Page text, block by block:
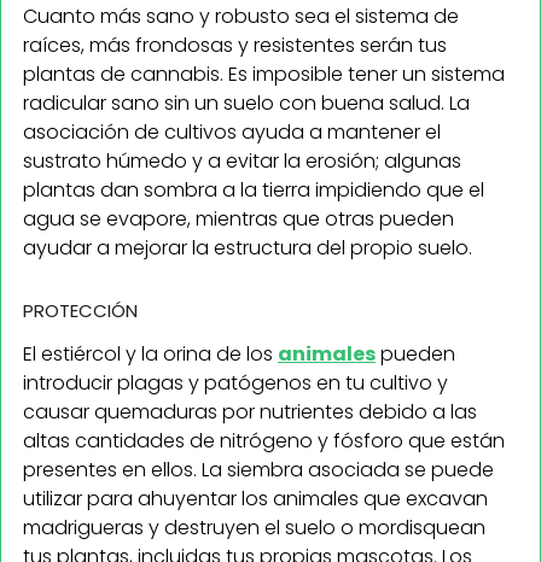
Cuanto más sano y robusto sea el sistema de
raíces, más frondosas y resistentes serán tus
plantas de cannabis. Es imposible tener un sistema
radicular sano sin un suelo con buena salud. La
asociación de cultivos ayuda a mantener el
sustrato húmedo y a evitar la erosión; algunas
plantas dan sombra a la tierra impidiendo que el
agua se evapore, mientras que otras pueden
ayudar a mejorar la estructura del propio suelo.
PROTECCIÓN
El estiércol y la orina de los animalespueden
introducir plagas y patógenos en tu cultivo y
causar quemaduras por nutrientes debido a las
altas cantidades de nitrógeno y fósforo que están
presentes en ellos. La siembra asociada se puede
utilizar para ahuyentar los animales que excavan
madrigueras y destruyen el suelo o mordisquean
tus plantas, incluidas tus propias mascotas. Los